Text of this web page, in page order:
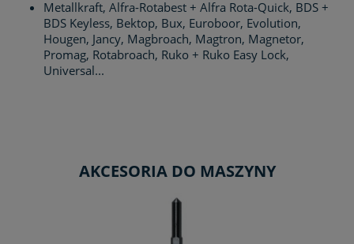
Metallkraft, Alfra-Rotabest + Alfra Rota-Quick, BDS +
BDS Keyless, Bektop, Bux, Euroboor, Evolution,
Hougen, Jancy, Magbroach, Magtron, Magnetor,
Promag, Rotabroach, Ruko + Ruko Easy Lock,
Universal...
AKCESORIA DO MASZYNY